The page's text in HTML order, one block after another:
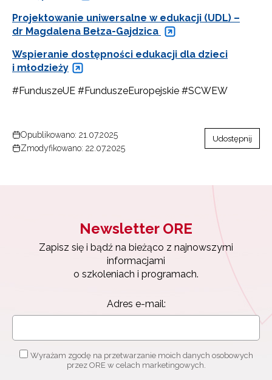
Projektowanie uniwersalne w edukacji (UDL) –
dr Magdalena Bełza-Gajdzica
Wspieranie dostępności edukacji dla dzieci
i młodzieży
#FunduszeUE #FunduszeEuropejskie #SCWEW
Opublikowano: 21.07.2025
Zmodyfikowano: 22.07.2025
Udostępnij
Newsletter ORE
Zapisz się i bądź na bieżąco z najnowszymi
informacjami
o szkoleniach i programach.
Adres e-mail:
Wyrażam zgodę na przetwarzanie moich danych osobowych
przez ORE w celach marketingowych.